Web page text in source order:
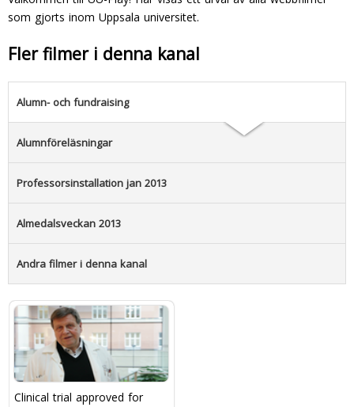
som gjorts inom Uppsala universitet.
Fler filmer i denna kanal
Alumn- och fundraising
Alumnföreläsningar
Professorsinstallation jan 2013
Almedalsveckan 2013
Andra filmer i denna kanal
Clinical trial approved for